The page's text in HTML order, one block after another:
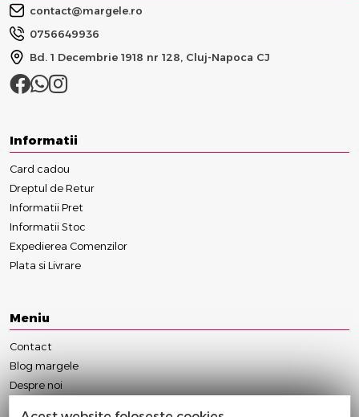
contact@margele.ro
0756649936
Bd. 1 Decembrie 1918 nr 128, Cluj-Napoca CJ
Informatii
Card cadou
Dreptul de Retur
Informatii Pret
Informatii Stoc
Expedierea Comenzilor
Plata si Livrare
Meniu
Contact
Blog margele
Despre noi